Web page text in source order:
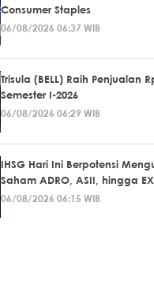
Consumer Staples
06/08/2026 06:37 WIB
Trisula (BELL) Raih Penjualan
Semester I-2026
06/08/2026 06:29 WIB
IHSG Hari Ini Berpotensi
Saham ADRO, ASII, hingga
06/08/2026 06:15 WIB